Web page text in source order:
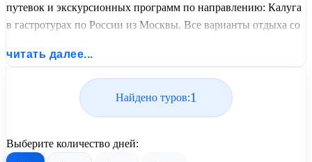
путевок и экскурсионных программ по направлению: Калуга
в гастротурах по России из Москвы. Все варианты отдыха со
проездом и актуальным графиком заездов от United Travel
читать далее...
Найдено туров:1
Выберите количество дней: